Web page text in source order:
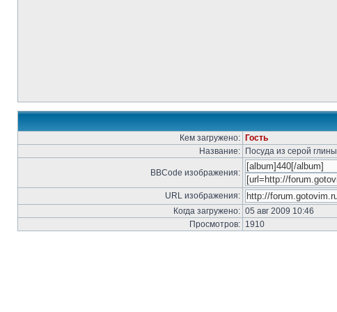
Кем загружено:
Гость
Название:
Посуда из серой глины
BBCode изображения:
URL изображения:
Когда загружено: 05 авг 2009 10:46
Просмотров: 1910